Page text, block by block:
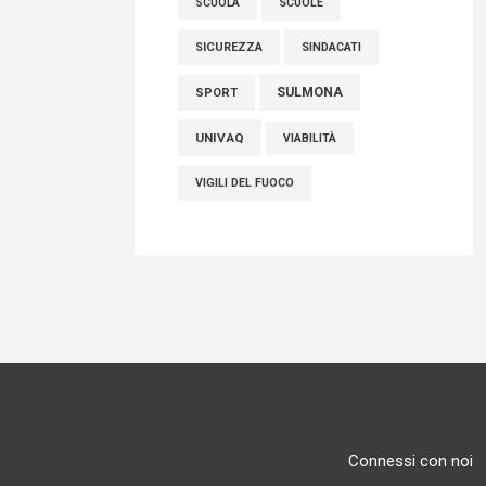
SCUOLA
SICUREZZA SINDACATI
SPORT SULMONA
UNIVAQ VIABILITÀ
VIGILI DEL FUOCO
Connessi con noi